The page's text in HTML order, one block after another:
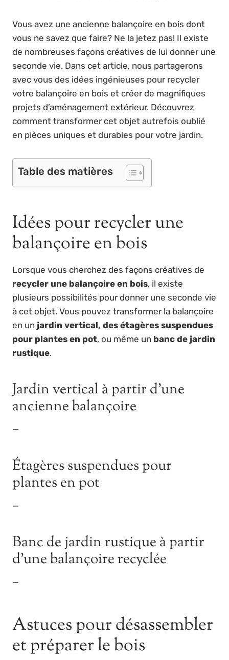
Vous avez une ancienne balançoire en bois dont
vous ne savez que faire? Ne la jetez pas! Il existe
de nombreuses façons créatives de lui donner une
seconde vie. Dans cet article, nous partagerons
avec vous des idées ingénieuses pour recycler
votre balançoire en bois et créer de magnifiques
projets d’aménagement extérieur. Découvrez
comment transformer cet objet autrefois oublié
en pièces uniques et durables pour votre jardin.
Table des matières
Idées pour recycler une
balançoire en bois
Lorsque vous cherchez des façons créatives de
recycler une balançoire en bois, il existe
plusieurs possibilités pour donner une seconde vie
à cet objet. Vous pouvez transformer la balançoire
en un jardin vertical, des étagères suspendues
pour plantes en pot, ou même un banc de jardin
rustique.
Jardin vertical à partir d’une
ancienne balançoire
—
Étagères suspendues pour
plantes en pot
—
Banc de jardin rustique à partir
d’une balançoire recyclée
—
Astuces pour désassembler
et préparer le bois